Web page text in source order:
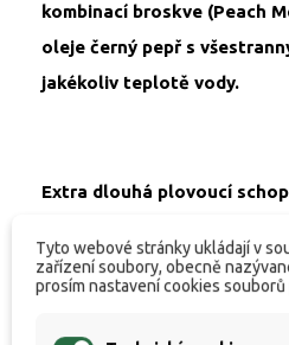
kombinací broskve (Peach
oleje černý pepř s
jakékoliv teplotě vody.
Extra dlouhá plovoucí
Každá krabička pop-up
Tyto webové stránky ukládají v
zařízení soubory, obecně
prosím nastavení cookies